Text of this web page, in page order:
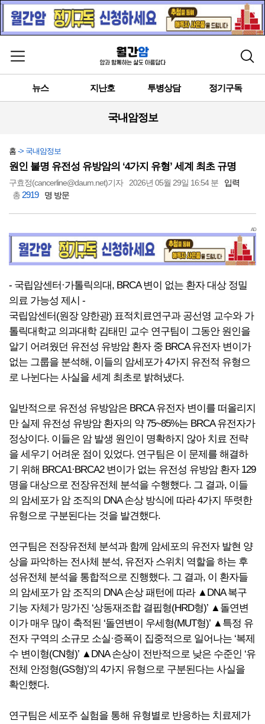
메뉴 열기 검색
뉴스 지난호 투병상담 정기구독
국내암정보
홈 -> 국내암정보
원인 불명 유전성 유방암의 ‘4가지 유형’ 세계 최초 규명
구효정(cancerline@daum.net)기자 2026년 05월 29일 16:54 분
입력
총 2919 명 방문
AD
- 국립암센터·가톨릭의대, BRCA 변이 없는 환자 대상 정밀
의료 가능성 제시 -
국립암센터(원장 양한광) 표적치료연구과 공선영 교수와 가
톨릭대학교 의과대학 김태민 교수 연구팀이 그동안 원인을
알기 어려웠던 유전성 유방암 환자 중 BRCA 유전자 변이가
없는 그룹을 분석해, 이들의 암세포가 4가지 유전적 유형으
로 나뉜다는 사실을 세계 최초로 밝혀냈다.
일반적으로 유전성 유방암은 BRCA 유전자 변이를 떠올리지
만 실제 유전성 유방암 환자의 약 75~85%는 BRCA 유전자가
정상이다. 이들은 암 발생 원인이 명확하지 않아 치료 전략
을 세우기 어려운 점이 있었다. 연구팀은 이 문제를 해결하
기 위해 BRCA1·BRCA2 변이가 없는 유전성 유방암 환자 129
명을 대상으로 전장유전체 분석을 수행했다. 그 결과, 이들
의 암세포가 암 조직의 DNA 손상 방식에 따라 4가지 뚜렷한
유형으로 구분된다는 것을 발견했다.
연구팀은 전장유전체 분석과 함께 암세포의 유전자 발현 양
상을 파악하는 전사체 분석, 유전자 스위치 역할을 하는 후
성유전체 분석을 통합적으로 진행했다. 그 결과, 이 환자들
의 암세포가 암 조직의 DNA 손상 패턴에 따라 ▲DNA 복구
기능 자체가 망가진 ‘상동재조합 결핍형(HRD형)’ ▲돌연변
이가 매우 많이 축적된 ‘돌연변이 우세형(MUT형)’ ▲특정 유
전자 구역의 소규모 소실·증폭이 집중적으로 일어나는 ‘복제
수 변이형(CN형)’ ▲DNA 손상이 전반적으로 낮은 수준인 ‘유
전체 안정형(GS형)’의 4가지 유형으로 구분된다는 사실을
확인했다.
연구팀은 세포주 실험을 통해 유형별로 반응하는 치료제가